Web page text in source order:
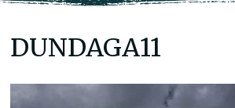
DUNDAGA11